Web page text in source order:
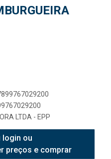
LTDA - EPP
login ou
preços e comprar